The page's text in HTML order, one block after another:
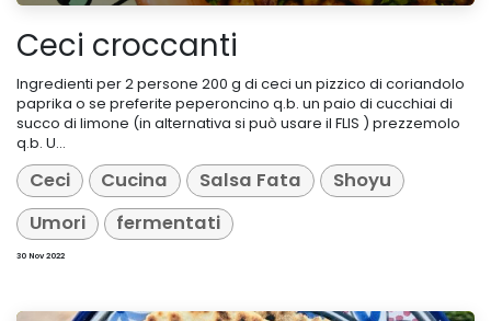
Ceci croccanti
Ingredienti per 2 persone 200 g di ceci un pizzico di coriandolo
paprika o se preferite peperoncino q.b. un paio di cucchiai di
succo di limone (in alternativa si può usare il FLIS ) prezzemolo
q.b. U...
Ceci Cucina Salsa Fata
Shoyu
Umori
fermentati
30 Nov 2022